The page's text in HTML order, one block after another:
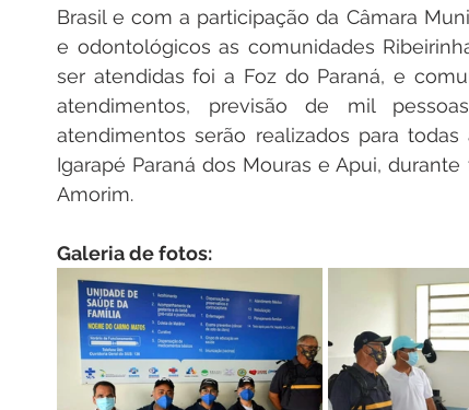
Enchentes e Alagações Inauguração Festival da
Brasil e com a participação da Câmara
e odontológicos as comunidades
ser atendidas foi a Foz do Paraná, e
atendimentos, previsão de mil
atendimentos serão realizados para
Igarapé Paraná dos Mouras e Apui,
Amorim.
Galeria de fotos: